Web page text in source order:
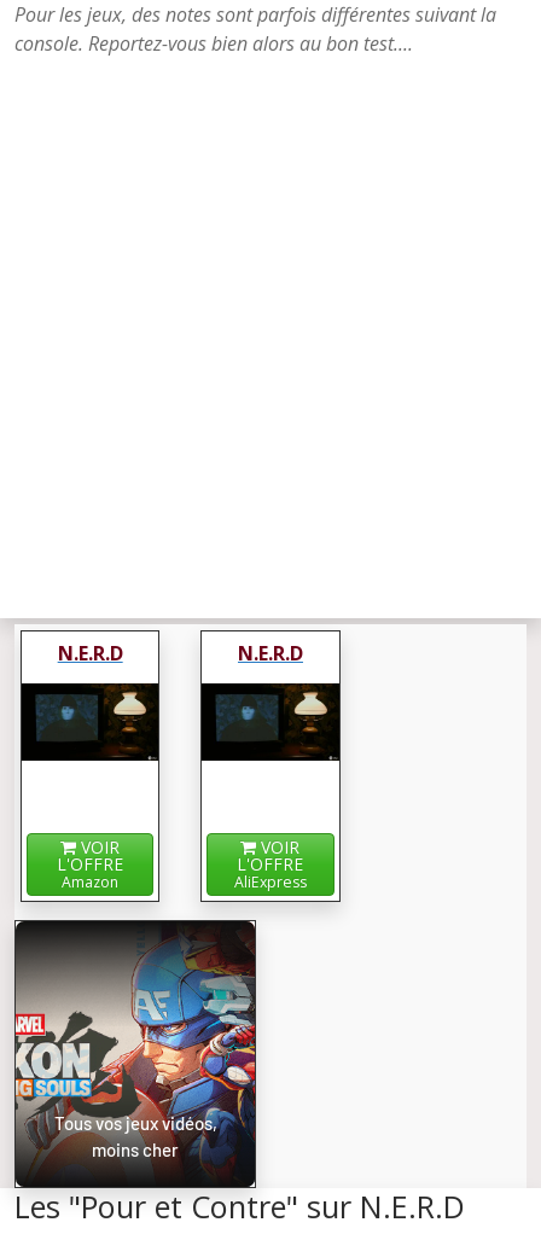
Pour les jeux, des notes sont parfois différentes suivant la
console. Reportez-vous bien alors au bon test....
N.E.R.D
VOIR
L'OFFRE
Amazon
N.E.R.D
VOIR
L'OFFRE
AliExpress
Tous vos jeux vidéos,
moins cher
Les "Pour et Contre" sur N.E.R.D